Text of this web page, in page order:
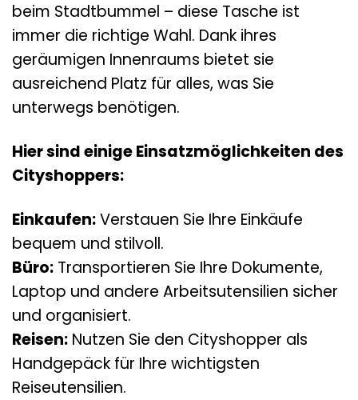
beim Stadtbummel – diese Tasche ist
immer die richtige Wahl. Dank ihres
geräumigen Innenraums bietet sie
ausreichend Platz für alles, was Sie
unterwegs benötigen.
Hier sind einige Einsatzmöglichkeiten des
Cityshoppers:
Einkaufen:Verstauen Sie Ihre Einkäufe
bequem und stilvoll.
Büro: Transportieren Sie Ihre Dokumente,
Laptop und andere Arbeitsutensilien sicher
und organisiert.
Reisen: Nutzen Sie den Cityshopper als
Handgepäck für Ihre wichtigsten
Reiseutensilien.